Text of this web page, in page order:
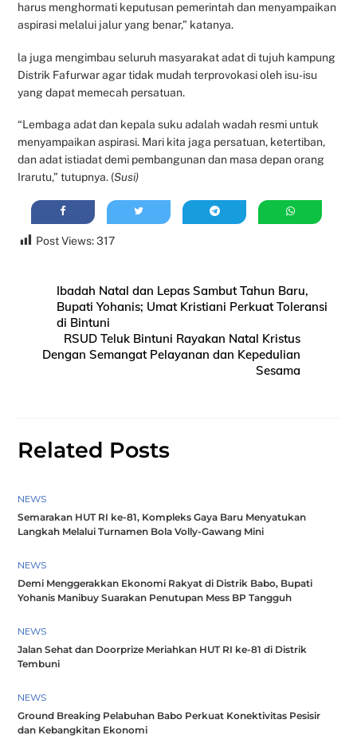
harus menghormati keputusan pemerintah dan menyampaikan
aspirasi melalui jalur yang benar,” katanya.
la juga mengimbau seluruh masyarakat adat di tujuh kampung
Distrik Fafurwar agar tidak mudah terprovokasi oleh isu-isu
yang dapat memecah persatuan.
“Lembaga adat dan kepala suku adalah wadah resmi untuk
menyampaikan aspirasi. Mari kita jaga persatuan, ketertiban,
dan adat istiadat demi pembangunan dan masa depan orang
Irarutu,” tutupnya. (Susi)
Post Views: 317
Ibadah Natal dan Lepas Sambut Tahun Baru,
Bupati Yohanis; Umat Kristiani Perkuat Toleransi
di Bintuni
RSUD Teluk Bintuni Rayakan Natal Kristus
Dengan Semangat Pelayanan dan Kepedulian
Sesama
Related Posts
NEWS
Semarakan HUT RI ke-81, Kompleks Gaya Baru Menyatukan
Langkah Melalui Turnamen Bola Volly-Gawang Mini
NEWS
Demi Menggerakkan Ekonomi Rakyat di Distrik Babo, Bupati
Yohanis Manibuy Suarakan Penutupan Mess BP Tangguh
NEWS
Jalan Sehat dan Doorprize Meriahkan HUT RI ke-81 di Distrik
Tembuni
NEWS
Ground Breaking Pelabuhan Babo Perkuat Konektivitas Pesisir
dan Kebangkitan Ekonomi